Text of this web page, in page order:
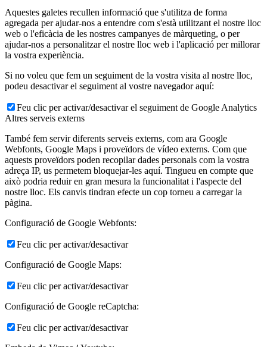
Aquestes galetes recullen informació que s'utilitza de forma
agregada per ajudar-nos a entendre com s'està utilitzant el nostre lloc
web o l'eficàcia de les nostres campanyes de màrqueting, o per
ajudar-nos a personalitzar el nostre lloc web i l'aplicació per millorar
la vostra experiència.
Si no voleu que fem un seguiment de la vostra visita al nostre lloc,
podeu desactivar el seguiment al vostre navegador aquí:
Feu clic per activar/desactivar el seguiment de Google Analytics
Altres serveis externs
També fem servir diferents serveis externs, com ara Google
Webfonts, Google Maps i proveïdors de vídeo externs. Com que
aquests proveïdors poden recopilar dades personals com la vostra
adreça IP, us permetem bloquejar-les aquí. Tingueu en compte que
això podria reduir en gran mesura la funcionalitat i l'aspecte del
nostre lloc. Els canvis tindran efecte un cop torneu a carregar la
pàgina.
Configuració de Google Webfonts:
Feu clic per activar/desactivar
Configuració de Google Maps:
Feu clic per activar/desactivar
Configuració de Google reCaptcha:
Feu clic per activar/desactivar